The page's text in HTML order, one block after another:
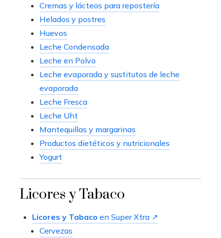
Cremas y lácteos para repostería
Helados y postres
Huevos
Leche Condensada
Leche en Polvo
Leche evaporada y sustitutos de leche
evaporada
Leche Fresca
Leche Uht
Mantequillas y margarinas
Productos dietéticos y nutricionales
Yogurt
Licores y Tabaco
Licores y Tabaco en Super Xtra ↗
Cervezas